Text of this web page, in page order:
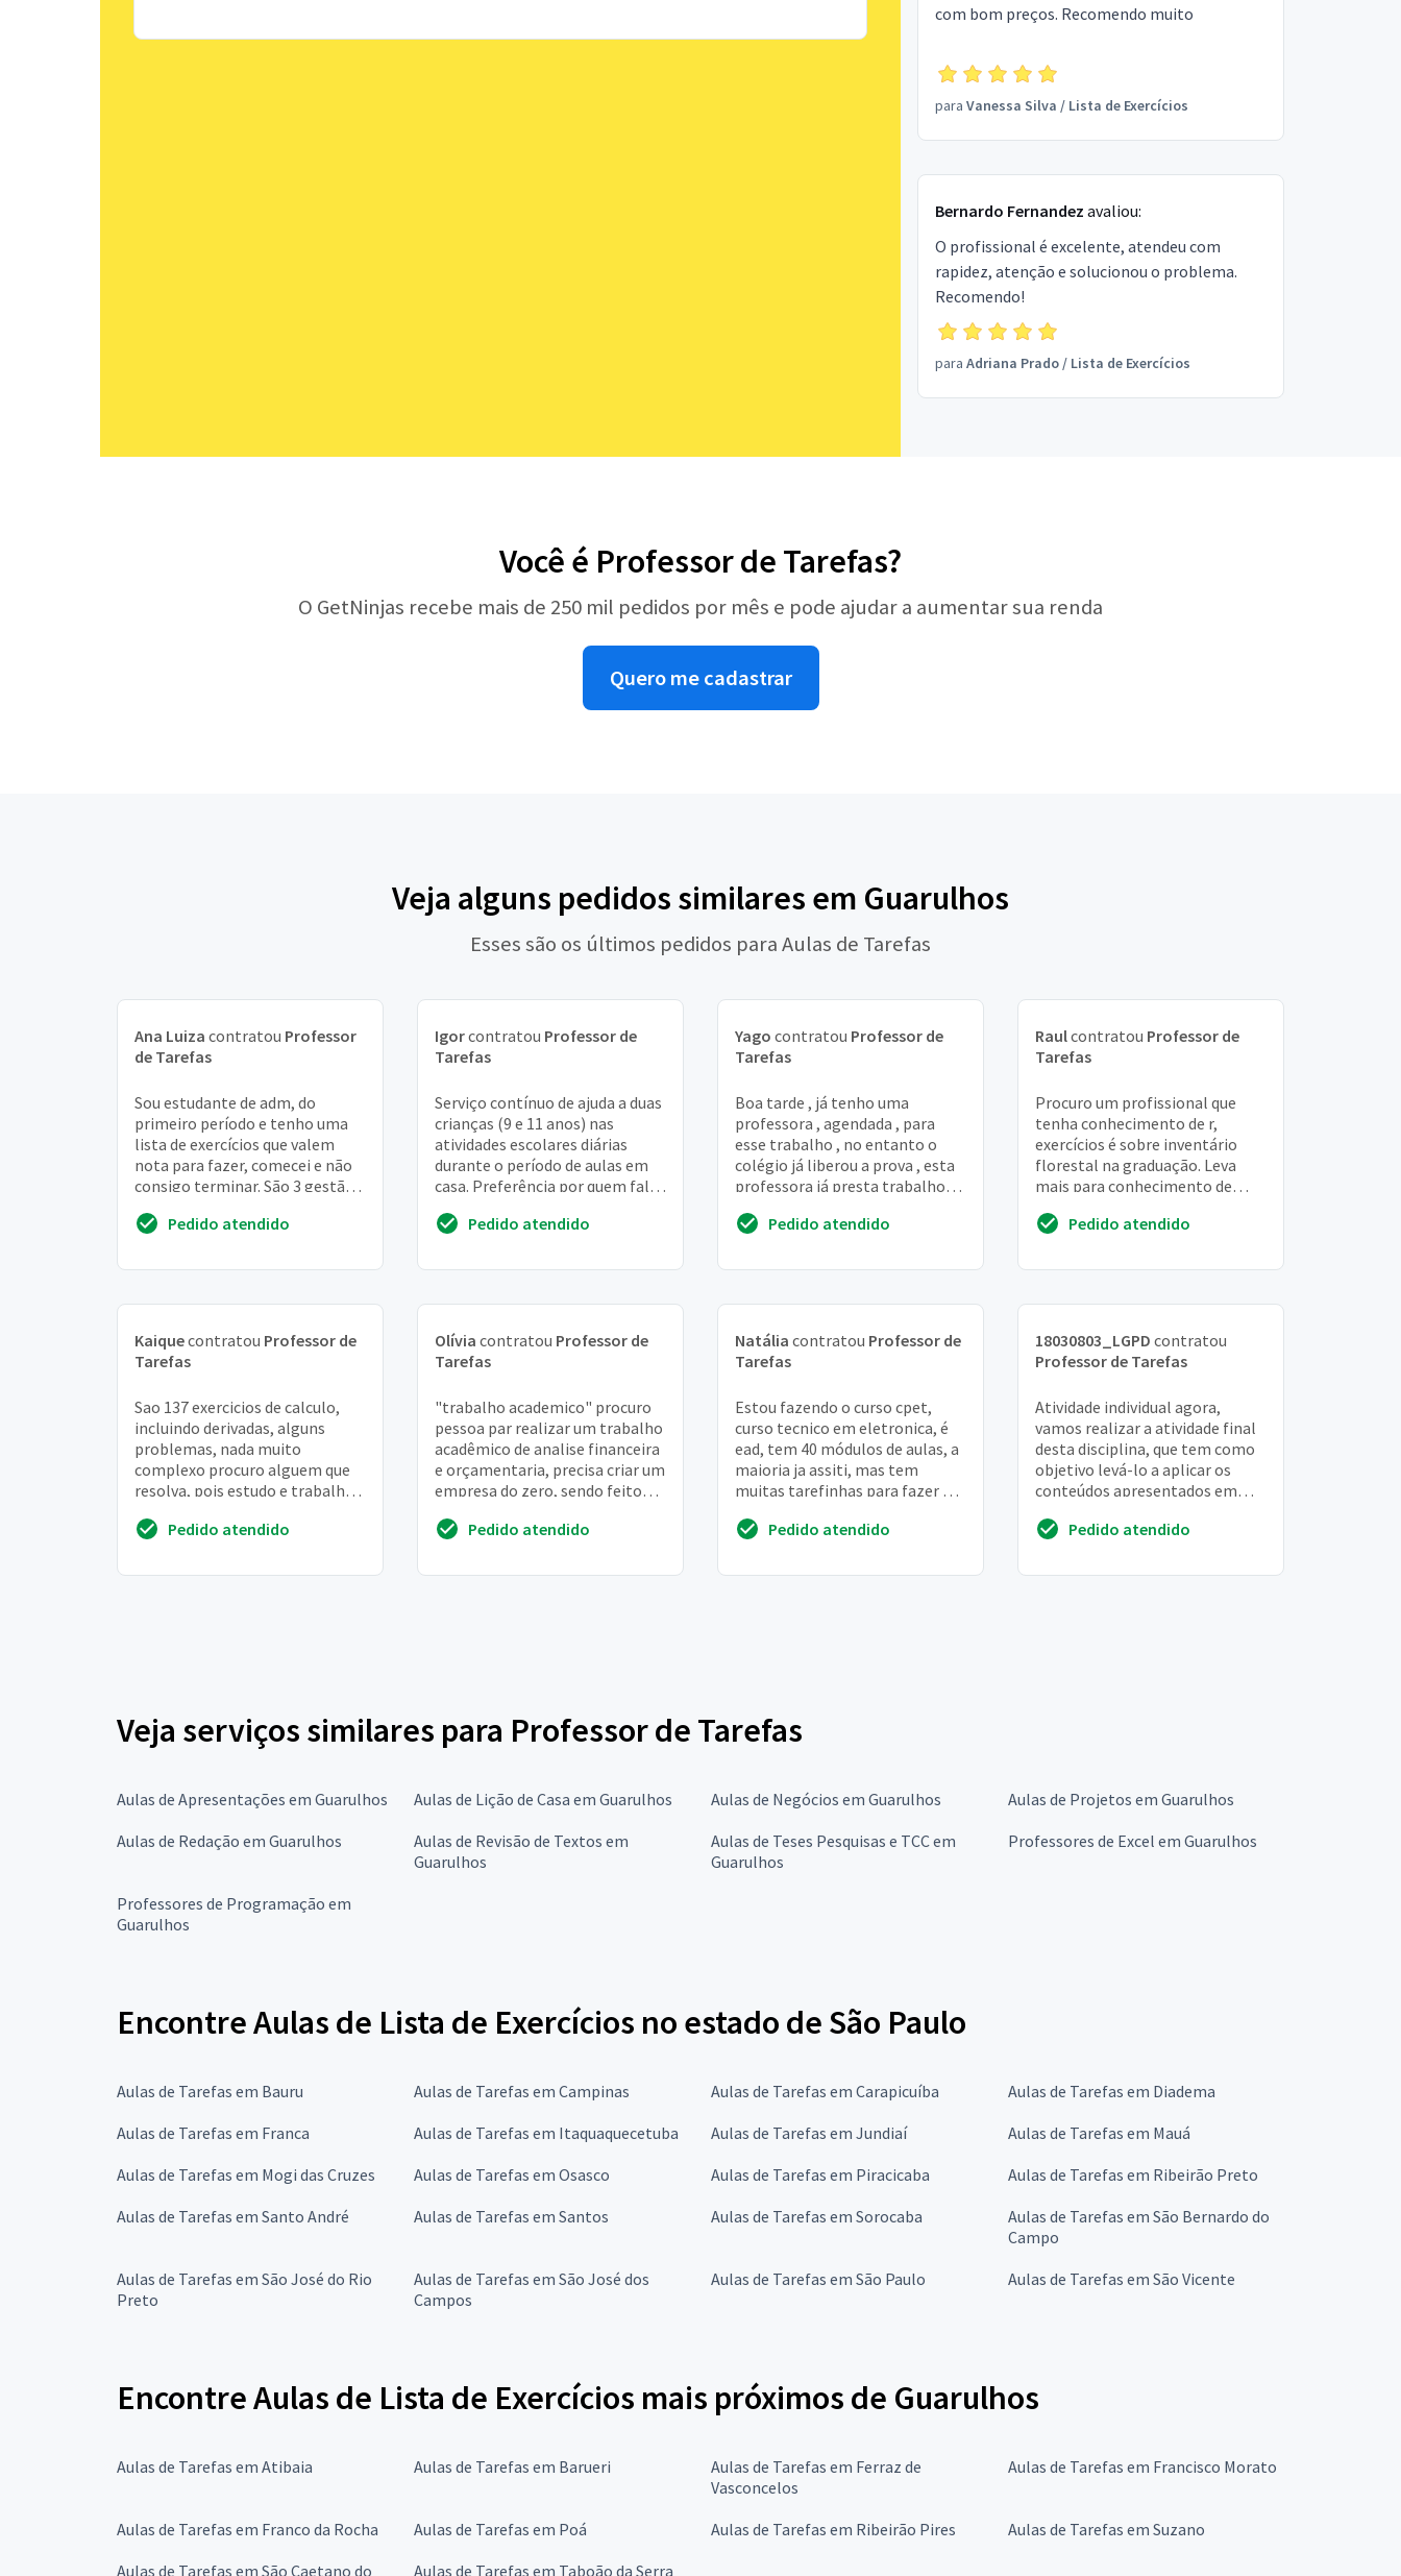
com bom preços. Recomendo muito
para Vanessa Silva / Lista de Exercícios
Bernardo Fernandez avaliou:
O profissional é excelente, atendeu com
rapidez, atenção e solucionou o problema.
Recomendo!
para Adriana Prado/ Lista de Exercícios
Você é Professor de Tarefas?
O GetNinjas recebe mais de 250 mil pedidos por mês e pode ajudar a aumentar sua renda
Quero me cadastrar
Veja alguns pedidos similares em Guarulhos
Esses são os últimos pedidos para Aulas de Tarefas
Ana Luiza contratou Professor
de Tarefas
Sou estudante de adm, do
primeiro período e tenho uma
lista de exercícios que valem
nota para fazer, comecei e não
consigo terminar. São 3 gestão
múltipla escolh...
Pedido atendido
Igorcontratou Professor de
Tarefas
Serviço contínuo de ajuda a duas
crianças (9 e 11 anos) nas
atividades escolares diárias
durante o período de aulas em
casa. Preferência por quem fala
Pedido atendido
Yago contratou Professor de
Tarefas
Boa tarde , já tenho uma
professora , agendada , para
esse trabalho , no entanto o
colégio já liberou a prova , esta
professora já presta trabalhos
liberação da...
Pedido atendido
Raulcontratou Professor de
Tarefas
Procuro um profissional que
tenha conhecimento de r,
exercícios é sobre inventário
florestal na graduação. Leva
mais para conhecimento de
Então seria ide...
Pedido atendido
Kaiquecontratou Professor de
Tarefas
Sao 137 exercicios de calculo,
incluindo derivadas, alguns
problemas, nada muito
complexo procuro alguem que
resolva, pois estudo e trabalho e
tarefaPedido atendido
Olívia contratou Professor de
Tarefas
"trabalho academico" procuro
pessoa par realizar um trabalho
acadêmico de analise financeira
e orçamentaria, precisa criar um
empresa do zero, sendo feito
índ... Pedido atendido
Natália contratou Professor de
Tarefas
Estou fazendo o curso cpet,
curso tecnico em eletronica, é
ead, tem 40 módulos de aulas, a
maioria ja assiti, mas tem
muitas tarefinhas para fazer em
questoe...Pedido atendido
18030803_LGPD contratou
Professor de Tarefas
Atividade individual agora,
vamos realizar a atividade final
desta disciplina, que tem como
objetivo levá-lo a aplicar os
conteúdos apresentados em
um anal...Pedido atendido
Veja serviços similares para Professor de Tarefas
Aulas de Apresentações em Guarulhos Aulas de Lição de Casa em Guarulhos Aulas de Negócios em Guarulhos
Aulas de Projetos em Guarulhos
Aulas de Redação em Guarulhos
Aulas de Revisão de Textos em
Guarulhos
Aulas de Teses Pesquisas e TCC em
Guarulhos
Professores de Excel em Guarulhos
Professores de Programação em
Guarulhos
Encontre Aulas de Lista de Exercícios no estado de São Paulo
Aulas de Tarefas em Bauru Aulas de Tarefas em Campinas Aulas de Tarefas em Carapicuíba
Aulas de Tarefas em Diadema
Aulas de Tarefas em Franca
Aulas de Tarefas em Itaquaquecetuba Aulas de Tarefas em Jundiaí
Aulas de Tarefas em Mauá
Aulas de Tarefas em Mogi das Cruzes
Aulas de Tarefas em Osasco Aulas de Tarefas em Piracicaba
Aulas de Tarefas em Ribeirão Preto
Aulas de Tarefas em Santo André
Aulas de Tarefas em Santos Aulas de Tarefas em Sorocaba
Aulas de Tarefas em São Bernardo do
Campo
Aulas de Tarefas em São José do Rio
Preto
Aulas de Tarefas em São José dos
Campos
Aulas de Tarefas em São Paulo Aulas de Tarefas em São Vicente
Encontre Aulas de Lista de Exercícios mais próximos de Guarulhos
Aulas de Tarefas em Atibaia Aulas de Tarefas em Barueri
Aulas de Tarefas em Ferraz de
Vasconcelos
Aulas de Tarefas em Francisco Morato
Aulas de Tarefas em Franco da Rocha Aulas de Tarefas em Poá Aulas de Tarefas em Ribeirão Pires
Aulas de Tarefas em Suzano
Aulas de Tarefas em São Caetano do
Aulas de Tarefas em Taboão da Serra